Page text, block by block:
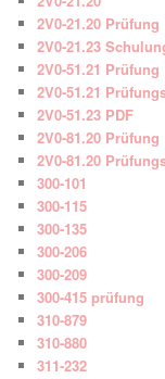
2V0-21.20 Prüfung
2V0-21.23
2V0-51.21 Prüfung
2V0-51.21
2V0-51.23 PDF
2V0-81.20 Prüfung
2V0-81.20
300-101
300-115
300-135
300-206
300-209
300-415 prüfung
310-879
310-880
311-232